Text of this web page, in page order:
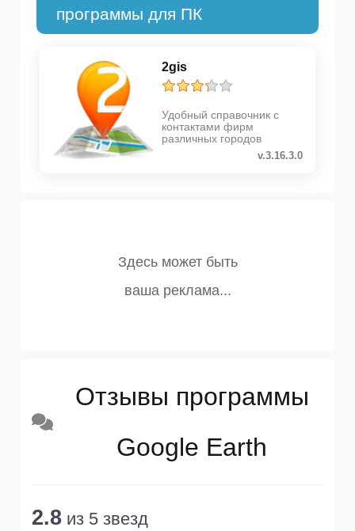
программы для ПК
2gis
Удобный справочник с
контактами фирм
различных городов
v.3.16.3.0
Отзывы программы
Google Earth
2.8 из 5 звезд